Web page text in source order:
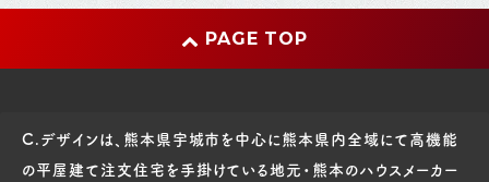
PAGE TOP
C.デザインは、熊本県宇城市を中心に熊本県内全域にて高機能
の平屋建て注文住宅を手掛けている地元・熊本のハウスメーカー